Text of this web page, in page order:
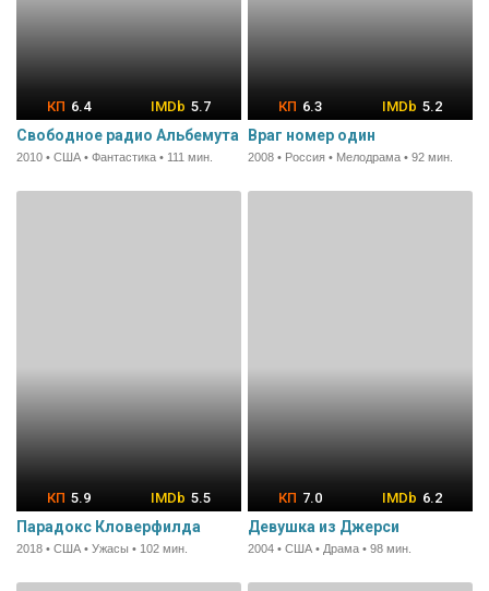
6.4 5.7
Свободное радио Альбемута
2010 • США • Фантастика • 111 мин.
6.3 5.2
Враг номер один
2008 • Россия • Мелодрама • 92 мин.
5.9 5.5
Парадокс Кловерфилда
2018 • США • Ужасы • 102 мин.
7.0 6.2
Девушка из Джерси
2004 • США • Драма • 98 мин.